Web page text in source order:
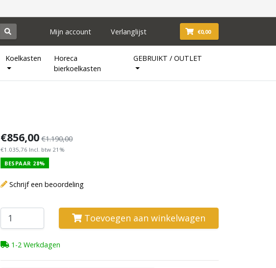
Mijn account Verlanglijst €0,00
Koelkasten
Horeca
bierkoelkasten
GEBRUIKT / OUTLET
€856,00 €1.190,00
€1.035,76 Incl. btw 21%
BESPAAR 28%
Schrijf een beoordeling
Toevoegen aan winkelwagen
1-2 Werkdagen